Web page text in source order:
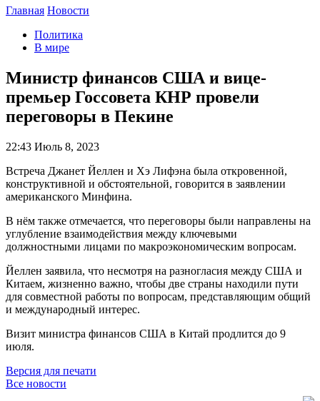
Главная Новости
Политика
В мире
Министр финансов США и вице-
премьер Госсовета КНР провели
переговоры в Пекине
22:43 Июль 8, 2023
Встреча Джанет Йеллен и Хэ Лифэна была откровенной,
конструктивной и обстоятельной, говорится в заявлении
американского Минфина.
В нём также отмечается, что переговоры были направлены на
углубление взаимодействия между ключевыми
должностными лицами по макроэкономическим вопросам.
Йеллен заявила, что несмотря на разногласия между США и
Китаем, жизненно важно, чтобы две страны находили пути
для совместной работы по вопросам, представляющим общий
и международный интерес.
Визит министра финансов США в Китай продлится до 9
июля.
Версия для печати
Все новости